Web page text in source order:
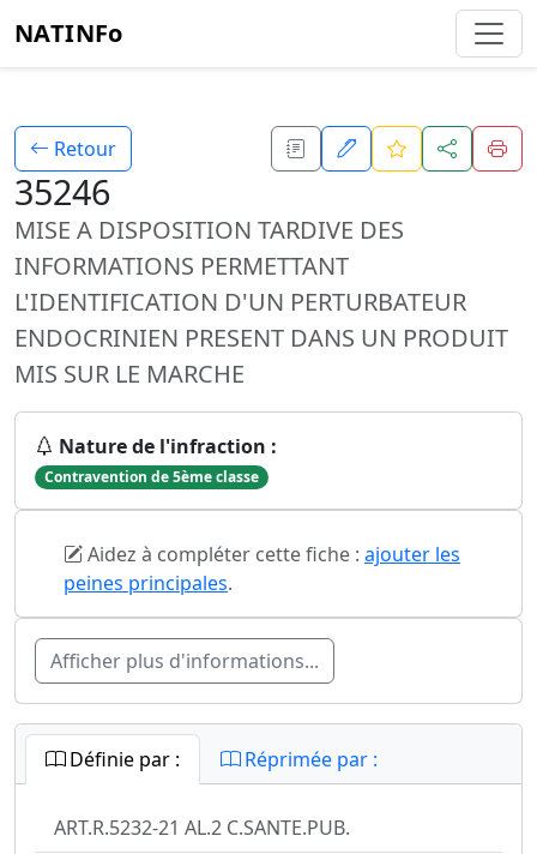
NATINFo
Retour
35246
MISE A DISPOSITION TARDIVE DES
INFORMATIONS PERMETTANT
L'IDENTIFICATION D'UN PERTURBATEUR
ENDOCRINIEN PRESENT DANS UN PRODUIT
MIS SUR LE MARCHE
Nature de l'infraction :
Contravention de 5ème classe
Aidez à compléter cette fiche : ajouter les
peines principales.
Afficher plus d'informations...
Définie par : Réprimée par :
ART.R.5232-21 AL.2 C.SANTE.PUB.